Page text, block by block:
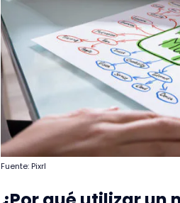
Fuente: Pixrl